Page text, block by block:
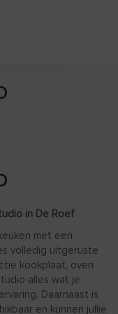
in De Roef
met een
volledig uitgeruste
kookplaat, oven
alles wat je
Daarnaast is
en kunnen jullie